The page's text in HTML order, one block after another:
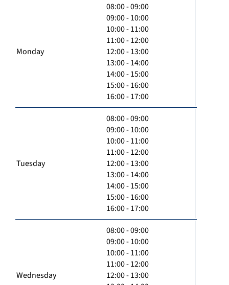
Monday
08:00 - 09:00
09:00 - 10:00
10:00 - 11:00
11:00 - 12:00
12:00 - 13:00
13:00 - 14:00
14:00 - 15:00
15:00 - 16:00
16:00 - 17:00
Tuesday
08:00 - 09:00
09:00 - 10:00
10:00 - 11:00
11:00 - 12:00
12:00 - 13:00
13:00 - 14:00
14:00 - 15:00
15:00 - 16:00
16:00 - 17:00
Wednesday
08:00 - 09:00
09:00 - 10:00
10:00 - 11:00
11:00 - 12:00
12:00 - 13:00